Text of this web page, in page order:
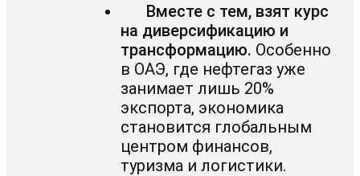
Вместе с тем, взят курс
на диверсификацию и
трансформацию. Особенно
в ОАЭ, где нефтегаз уже
занимает лишь 20%
экспорта, экономика
становится глобальным
центром финансов,
туризма и логистики.